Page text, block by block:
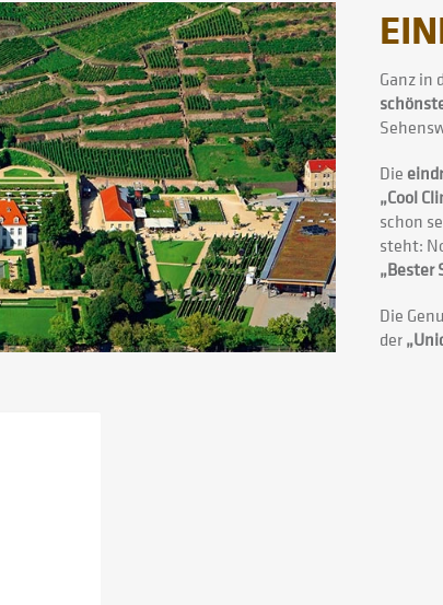
Ganz in
Die
„Cool
schon
steht:
„Bester
Die
der